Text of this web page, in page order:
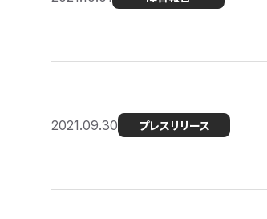
2021.09.30 プレスリリース